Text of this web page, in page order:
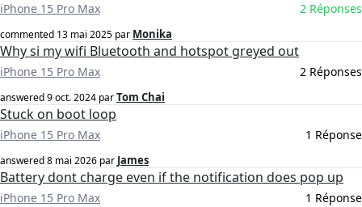
iPhone 15 Pro Max 2 Réponses
commented 13 mai 2025 par Monika
Why si my wifi Bluetooth and hotspot greyed out
iPhone 15 Pro Max 2 Réponses
answered9 oct. 2024 parTom Chai
Stuck on boot loop
iPhone 15 Pro Max 1 Réponse
answered8 mai 2026 par James
Battery dont charge even if the notification does pop up
iPhone 15 Pro Max 1 Réponse